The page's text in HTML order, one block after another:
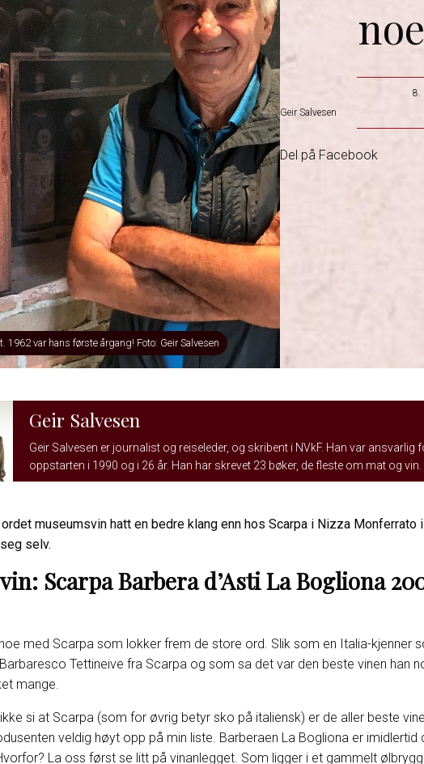
var hans første årgang! Foto: Geir Salvesen
8.
Geir Salvesen
Del på Facebook
Geir Salvesen
Geir Salvesen er journalist og reiseleder, og skribent i NVkF. Han var
oppstarten i 1990 og i 26 år. Han har skrevet 23 bøker, de fleste om mat og vin.
museumsvin hatt en bedre klang enn hos Scarpa i Nizza Monferrato
selv.
Scarpa Barbera d’Asti La Bogliona
med Scarpa som lokker frem de store ord. Slik som en Italia-kjenner
Tettineive fra Scarpa og som sa det var den beste vinen han
mange.
si at Scarpa (som for øvrig betyr sko på italiensk) er de aller beste
veldig høyt opp på min liste. Barberaen La Bogliona er imidlertid
La oss først se litt på vinanlegget. Som ligger i et gammelt